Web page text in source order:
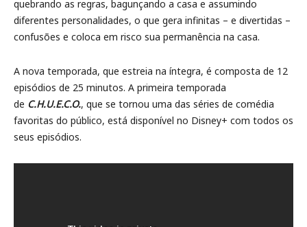
quebrando as regras, bagunçando a casa e assumindo
diferentes personalidades, o que gera infinitas – e divertidas –
confusões e coloca em risco sua permanência na casa.
A nova temporada, que estreia na íntegra, é composta de 12
episódios de 25 minutos. A primeira temporada
de C.H.U.E.C.O., que se tornou uma das séries de comédia
favoritas do público, está disponível no Disney+ com todos os
seus episódios.